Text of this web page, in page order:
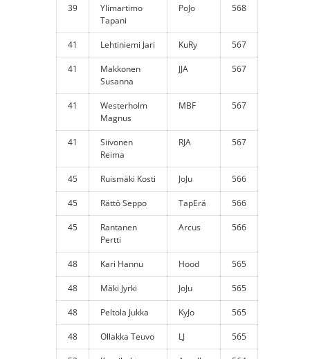
39
Ylimartimo
Tapani
PoJo 568
41 Lehtiniemi Jari KuRy 567
41
Makkonen
Susanna
JJA 567
41
Westerholm
Magnus
MBF 567
41
Siivonen
Reima
RJA 567
45 Ruismäki Kosti JoJu 566
45 Rättö Seppo TapErä 566
45
Rantanen
Pertti
Arcus 566
48 Kari Hannu Hood 565
48 Mäki Jyrki JoJu 565
48 Peltola Jukka KyJo 565
48 Ollakka Teuvo LJ 565